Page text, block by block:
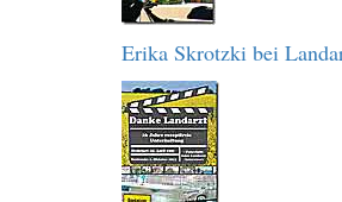
Erika Skrotzki bei